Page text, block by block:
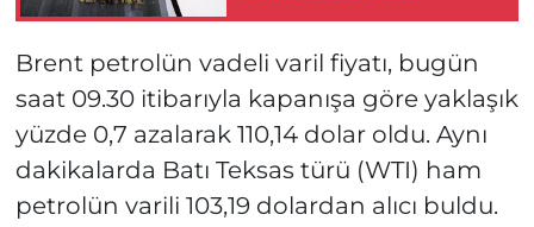
Brent petrolün vadeli varil fiyatı, bugün
saat 09.30 itibarıyla kapanışa göre yaklaşık
yüzde 0,7 azalarak 110,14 dolar oldu. Aynı
dakikalarda Batı Teksas türü (WTI) ham
petrolün varili 103,19 dolardan alıcı buldu.